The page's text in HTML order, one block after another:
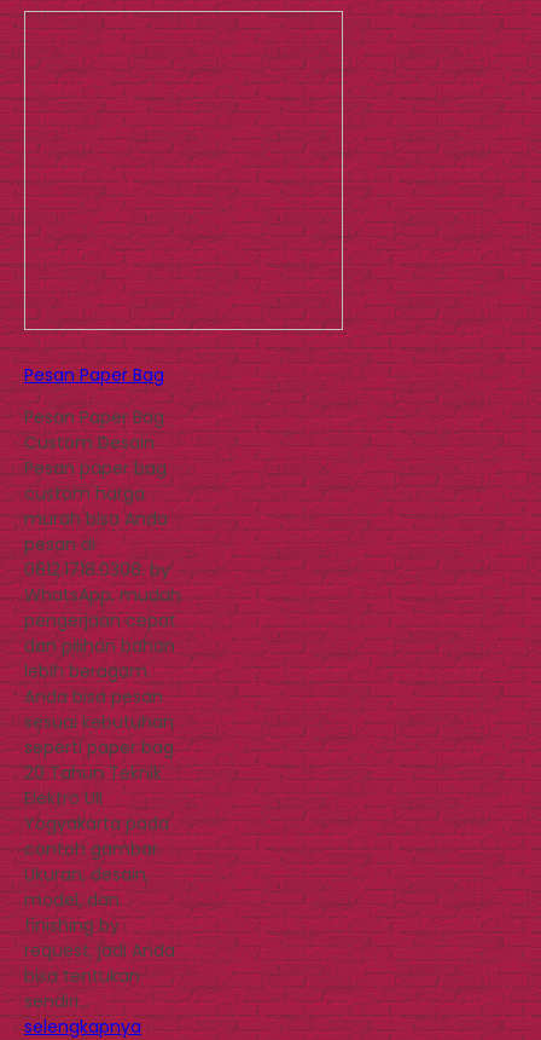
Pesan Paper Bag
Pesan Paper Bag
Custom Desain
Pesan paper bag
custom harga
murah bisa Anda
pesan di
0812.1718.0308. by
WhatsApp, mudah
pengerjaan cepat
dan pilihan bahan
lebih beragam.
Anda bisa pesan
sesuai kebutuhan
seperti paper bag
20 Tahun Teknik
Elektro UII
Yogyakarta pada
contoh gambar.
Ukuran, desain,
model, dan
finishing by
request, jadi Anda
bisa tentukan
sendiri…
selengkapnya